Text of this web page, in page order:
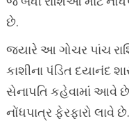
છે.
જ્યારે આ ગોચર પાંચ
કાશીના પંડિત દયાનંદ
સેનાપતિ કહેવામાં આવે
નોંધપાત્ર ફેરફારો લાવે